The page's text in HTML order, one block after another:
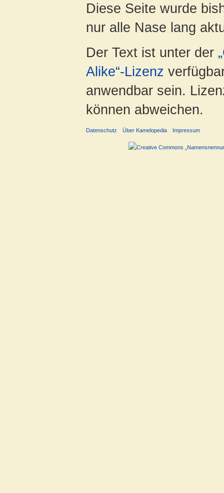
Diese Seite wurde
nur alle Nase lang
Der Text ist unter der
Alike“-Lizenz
anwendbar sein.
können abweichen.
Datenschutz Über Kamelopedia Impressum